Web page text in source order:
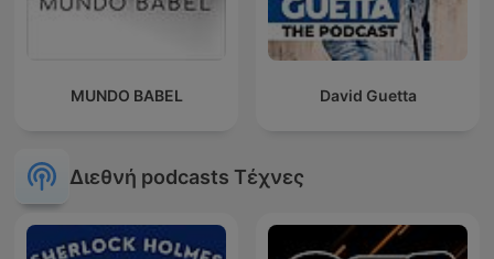
MUNDO BABEL David Guetta
Διεθνή podcasts Τέχνες